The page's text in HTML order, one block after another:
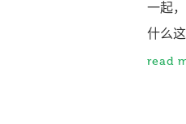
一起
什么
read